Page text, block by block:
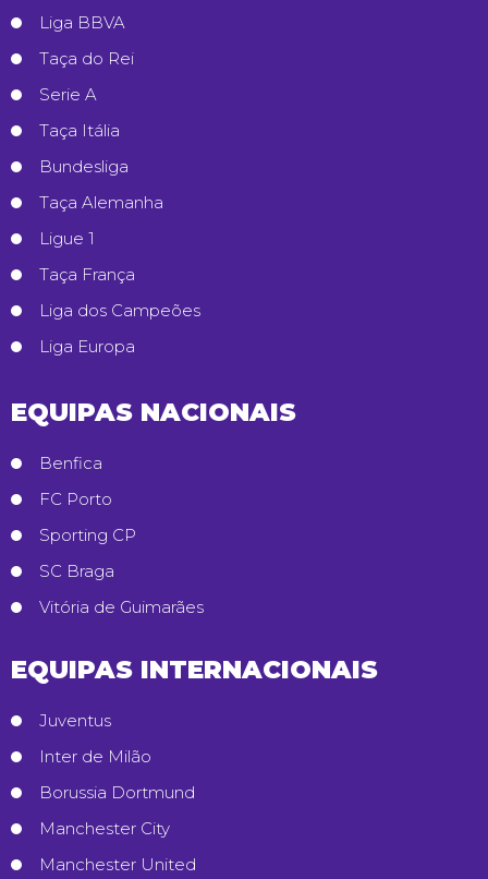
Liga BBVA
Taça do Rei
Serie A
Taça Itália
Bundesliga
Taça Alemanha
Ligue 1
Taça França
Liga dos Campeões
Liga Europa
EQUIPAS NACIONAIS
Benfica
FC Porto
Sporting CP
SC Braga
Vitória de Guimarães
EQUIPAS INTERNACIONAIS
Juventus
Inter de Milão
Borussia Dortmund
Manchester City
Manchester United